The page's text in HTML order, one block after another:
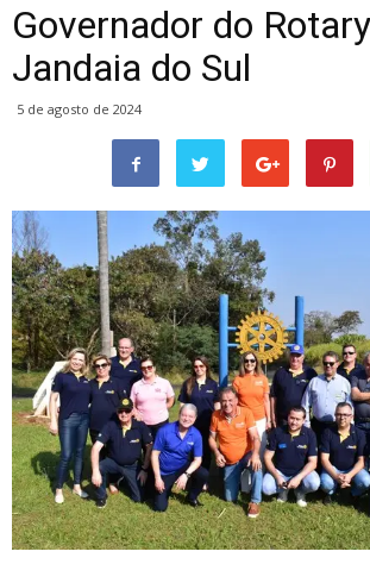
Governador do
Jandaia do Sul
5 de agosto de 2024